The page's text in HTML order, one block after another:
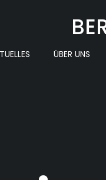
ÜBER UNS